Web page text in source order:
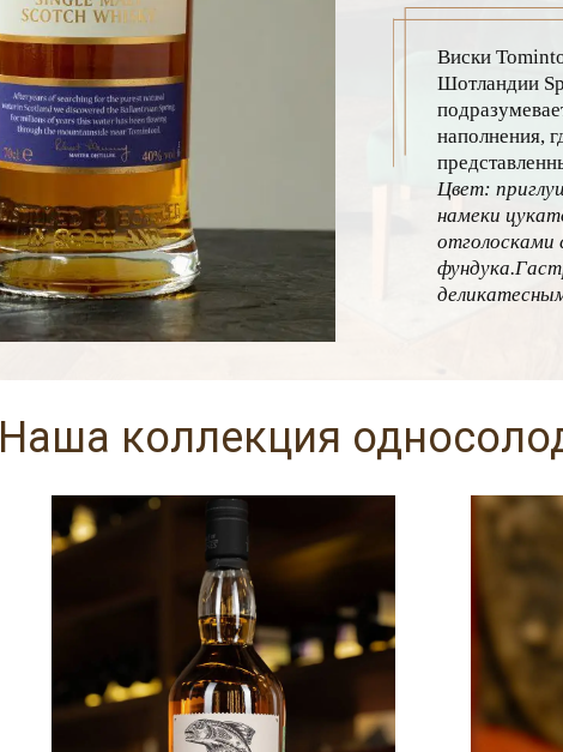
Виски
Шотландии
наполнения,
Цвет:
намеки
отголосками
фундука.
Наша коллекция